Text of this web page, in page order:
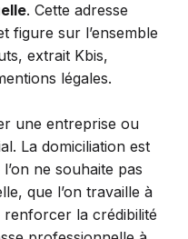
. Cette adresse
figure sur l’ensemble
extrait Kbis,
légales.
une entreprise ou
La domiciliation est
ne souhaite pas
que l’on travaille à
renforcer la crédibilité